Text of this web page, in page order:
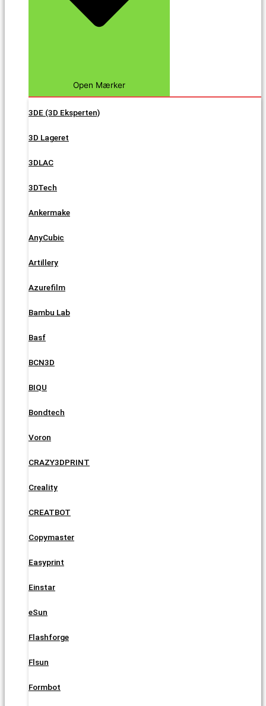
Open Mærker
3DE (3D Eksperten)
3D Lageret
3DLAC
3DTech
Ankermake
AnyCubic
Artillery
Azurefilm
Bambu Lab
Basf
BCN3D
BIQU
Bondtech
Voron
CRAZY3DPRINT
Creality
CREATBOT
Copymaster
Easyprint
Einstar
eSun
Flashforge
Flsun
Formbot